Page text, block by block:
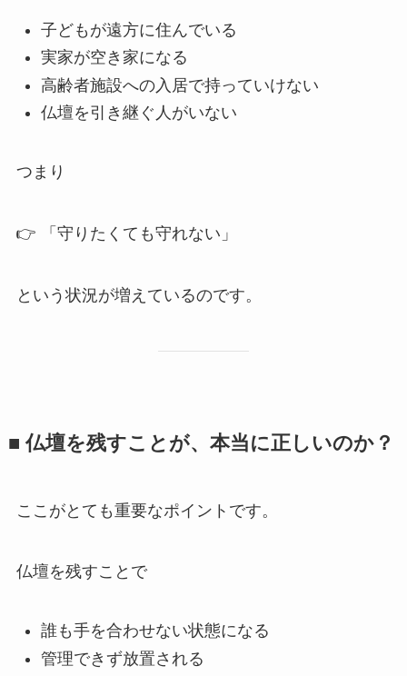
子どもが遠方に住んでいる
実家が空き家になる
高齢者施設への入居で持っていけない
仏壇を引き継ぐ人がいない
つまり
👉 「守りたくても守れない」
という状況が増えているのです。
■ 仏壇を​残すことが、​本当に​正しいのか？
ここがとても重要なポイントです。
仏壇を残すことで
誰も手を合わせない状態になる
管理できず放置される